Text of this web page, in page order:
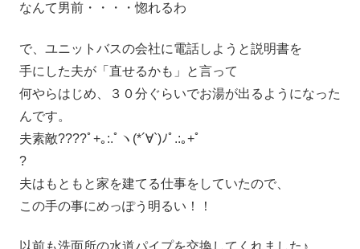
なんて男前・・・・惚れるわ
で、ユニットバスの会社に電話しようと説明書を
手にした夫が「直せるかも」と言って
何やらはじめ、３０分ぐらいでお湯が出るようになった
んです。
夫素敵????ﾟ+｡:.ﾟヽ(*´∀`)ﾉﾟ.:｡+ﾟ
?
夫はもともと家を建てる仕事をしていたので、
この手の事にめっぽう明るい！！
以前も洗面所の水道パイプを交換してくれました♪